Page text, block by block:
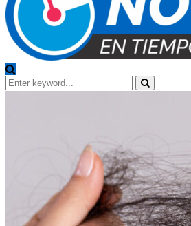
Search
for:
Search